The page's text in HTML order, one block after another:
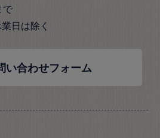
で
日は除く
い合わせフォーム